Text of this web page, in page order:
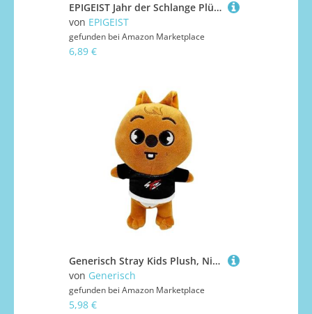
EPIGEIST Jahr der Schlange Plüschpuppe Rotes Kuscheltier mit Aufhänger Chinesisches Neujahrs Maskottchen Frühlingsfest Dekoration Glücksbringer Stofftier
von EPIGEIST
gefunden bei Amazon Marketplace
6,89 €
Generisch Stray Kids Plush, Niedlich Stray Kids Plüschtier, 25cm StrayKids Kuscheltiere, Zeichentrickfiguren Skz Plüsch-Puppe, Gilt für Jungen Mädchen Geburtstagsgeschenke (Han Quokka)
von Generisch
gefunden bei Amazon Marketplace
5,98 €